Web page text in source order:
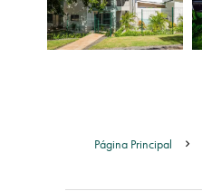
Página Principal